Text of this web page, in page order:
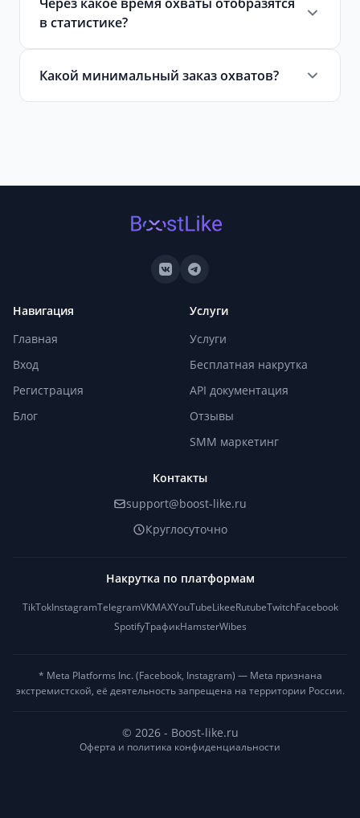
для постов, так и для Stories.
в статистике?
статистике в течение нескольких минут
после начала выполнения заказа.
Какой минимальный заказ охватов?
Навигация
Главная
Вход
Регистрация
Блог
Услуги
Услуги
Бесплатная накрутка
API документация
Отзывы
SMM маркетинг
Контакты
support@boost-like.ru
Круглосуточно
Накрутка по платформам
TikTokInstagramTelegramVKMAXYouTubeLikeeRutubeTwitchFacebook
SpotifyТрафикHamsterWibes
* Meta Platforms Inc. (Facebook, Instagram) — Meta признана
экстремистской, её деятельность запрещена на территории России.
© 2026 - Boost-like.ru
Оферта и политика конфиденциальности